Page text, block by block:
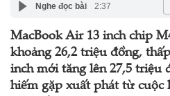
Nghe đọc bài 2:37
MacBook Air 13 inch chip
khoảng 26,2 triệu đồng,
inch mới tăng lên 27,5 triệu
hiếm gặp xuất phát từ cuộc